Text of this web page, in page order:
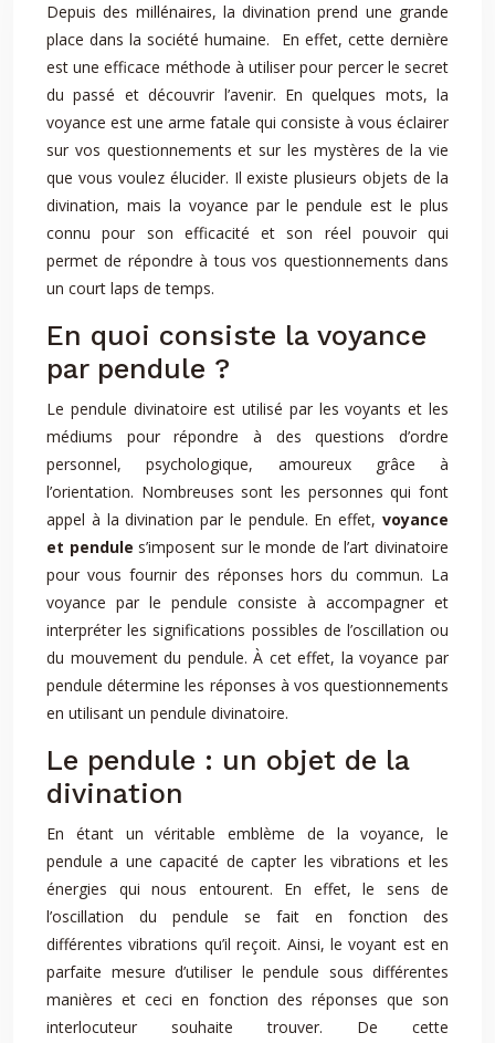
Depuis des millénaires, la divination prend une grande
place dans la société humaine. En effet, cette dernière
est une efficace méthode à utiliser pour percer le secret
du passé et découvrir l’avenir. En quelques mots, la
voyance est une arme fatale qui consiste à vous éclairer
sur vos questionnements et sur les mystères de la vie
que vous voulez élucider. Il existe plusieurs objets de la
divination, mais la voyance par le pendule est le plus
connu pour son efficacité et son réel pouvoir qui
permet de répondre à tous vos questionnements dans
un court laps de temps.
En quoi consiste la voyance
par pendule ?
Le pendule divinatoire est utilisé par les voyants et les
médiums pour répondre à des questions d’ordre
personnel, psychologique, amoureux grâce à
l’orientation. Nombreuses sont les personnes qui font
appel à la divination par le pendule. En effet, voyance
et pendule s’imposent sur le monde de l’art divinatoire
pour vous fournir des réponses hors du commun. La
voyance par le pendule consiste à accompagner et
interpréter les significations possibles de l’oscillation ou
du mouvement du pendule. À cet effet, la voyance par
pendule détermine les réponses à vos questionnements
en utilisant un pendule divinatoire.
Le pendule : un objet de la
divination
En étant un véritable emblème de la voyance, le
pendule a une capacité de capter les vibrations et les
énergies qui nous entourent. En effet, le sens de
l’oscillation du pendule se fait en fonction des
différentes vibrations qu’il reçoit. Ainsi, le voyant est en
parfaite mesure d’utiliser le pendule sous différentes
manières et ceci en fonction des réponses que son
interlocuteur souhaite trouver. De cette